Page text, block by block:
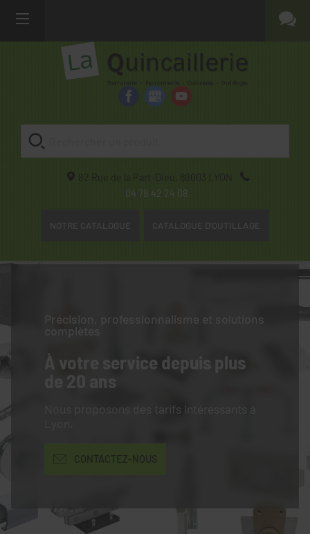
82 Rue de la Part-Dieu, 69003
LYON
04 78 42 24 08
NOTRE CATALOGUE CATALOGUE D'OUTILLAGE
Précision, professionnalisme et solutions
complètes
À votre service depuis plus
de 20 ans
Nous proposons des tarifs intéressants à
CONTACTEZ-NOUS